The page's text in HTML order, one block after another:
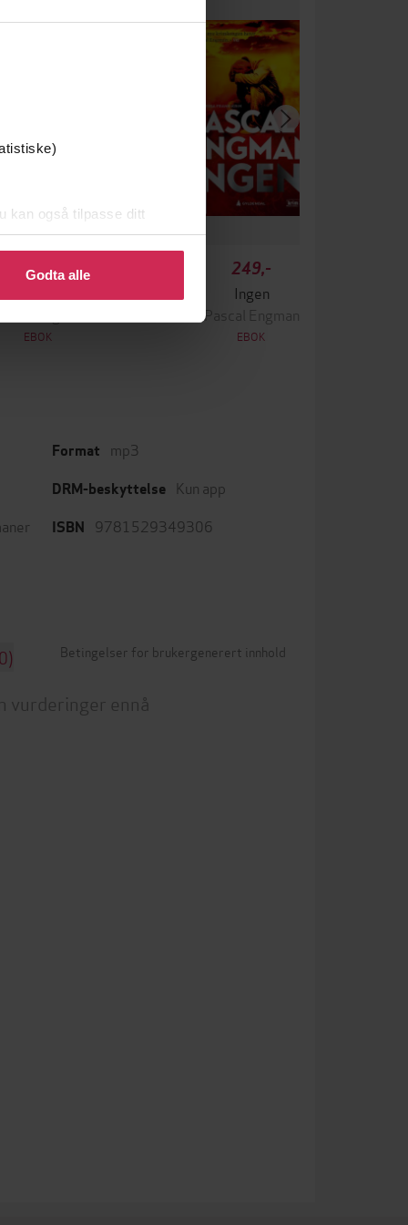
kan også tilpasse ditt
eller endre ditt samtykke.
Godta alle
349,-
EBOK
249,-
Ingen
Pascal Engman
EBOK
Format mp3
DRM-beskyttelse Kun app
ISBN 9781529349306
Betingelser for brukergenerert innhold
vurderinger ennå